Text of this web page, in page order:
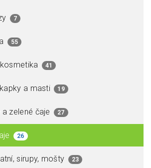
7
55
41
a masti 19
zelené čaje 27
26
sirupy, mošty 23